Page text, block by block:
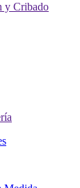
y Cribado